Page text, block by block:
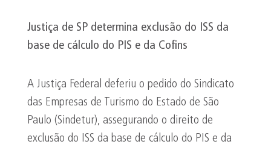
Justiça de SP determina exclusão do ISS da
base de cálculo do PIS e da Cofins
A Justiça Federal deferiu o pedido do Sindicato
das Empresas de Turismo do Estado de São
Paulo (Sindetur), assegurando o direito de
exclusão do ISS da base de cálculo do PIS e da